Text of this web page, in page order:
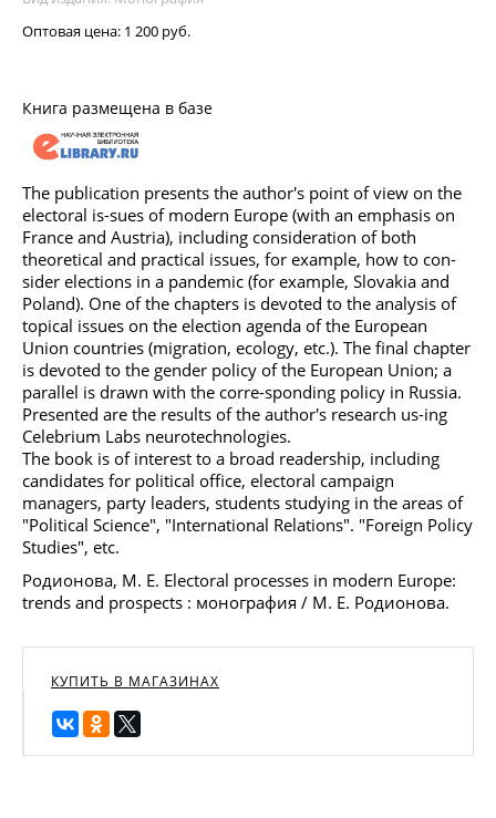
Оптовая цена: 1 200 руб.
Книга размещена в базе
The publication presents the author's point of view on the
electoral is-sues of modern Europe (with an emphasis on
France and Austria), including consideration of both
theoretical and practical issues, for example, how to con-
sider elections in a pandemic (for example, Slovakia and
Poland). One of the chapters is devoted to the analysis of
topical issues on the election agenda of the European
Union countries (migration, ecology, etc.). The final chapter
is devoted to the gender policy of the European Union; a
parallel is drawn with the corre-sponding policy in Russia.
Presented are the results of the author's research us-ing
Celebrium Labs neurotechnologies.
The book is of interest to a broad readership, including
candidates for political office, electoral campaign
managers, party leaders, students studying in the areas of
"Political Science", "International Relations". "Foreign Policy
Studies", etc.
Родионова, М. Е. Electoral processes in modern Europe:
trends and prospects : монография / М. Е. Родионова.
КУПИТЬ В МАГАЗИНАХ